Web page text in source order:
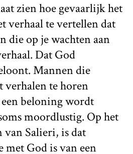
zien hoe gevaarlijk het
verhaal te vertellen dat
die op je wachten aan
Dat God
Mannen die
verhalen te horen
beloning wordt
moordlustig. Op het
Salieri, is dat
God is van een